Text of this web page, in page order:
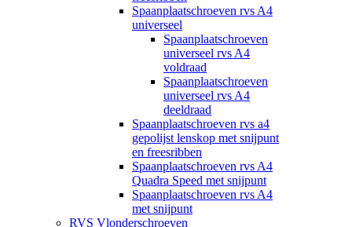
Spaanplaatschroeven rvs A4
universeel
Spaanplaatschroeven
universeel rvs A4
voldraad
Spaanplaatschroeven
universeel rvs A4
deeldraad
Spaanplaatschroeven rvs a4
gepolijst lenskop met snijpunt
en freesribben
Spaanplaatschroeven rvs A4
Quadra Speed met snijpunt
Spaanplaatschroeven rvs A4
met snijpunt
RVS Vlonderschroeven